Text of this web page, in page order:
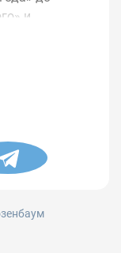
и
от
в
Александр